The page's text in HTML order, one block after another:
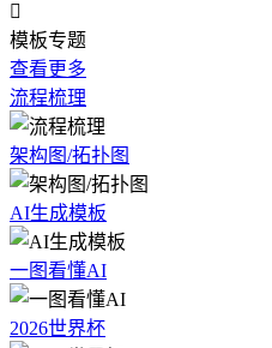

模板专题
查看更多
流程梳理
架构图/拓扑图
AI生成模板
一图看懂AI
2026世界杯